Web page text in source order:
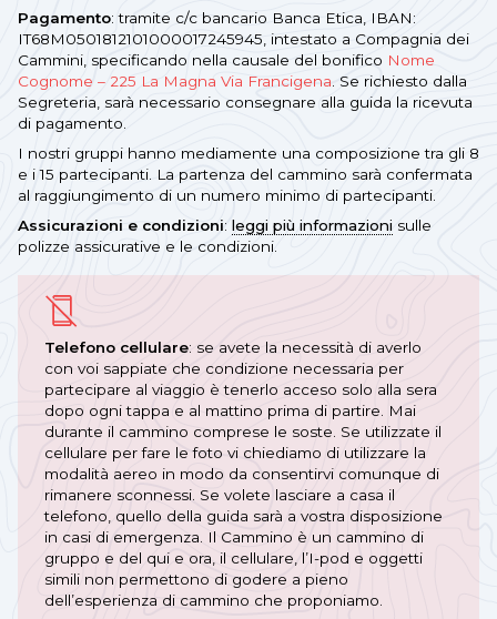
Pagamento: tramite c/c bancario Banca Etica, IBAN:
IT68M0501812101000017245945, intestato a Compagnia dei
Cammini, specificando nella causale del bonifico Nome
Cognome – 225 La Magna Via Francigena . Se richiesto dalla
Segreteria, sarà necessario consegnare alla guida la ricevuta
di pagamento.
I nostri gruppi hanno mediamente una composizione tra gli 8
e i 15 partecipanti. La partenza del cammino sarà confermata
al raggiungimento di un numero minimo di partecipanti.
Assicurazioni e condizioni: leggi più informazioni sulle
polizze assicurative e le condizioni.
Telefono cellulare: se avete la necessità di averlo
con voi sappiate che condizione necessaria per
partecipare al viaggio è tenerlo acceso solo alla sera
dopo ogni tappa e al mattino prima di partire. Mai
durante il cammino comprese le soste. Se utilizzate il
cellulare per fare le foto vi chiediamo di utilizzare la
modalità aereo in modo da consentirvi comunque di
rimanere sconnessi. Se volete lasciare a casa il
telefono, quello della guida sarà a vostra disposizione
in casi di emergenza. Il Cammino è un cammino di
gruppo e del qui e ora, il cellulare, l’I-pod e oggetti
simili non permettono di godere a pieno
dell’esperienza di cammino che proponiamo.